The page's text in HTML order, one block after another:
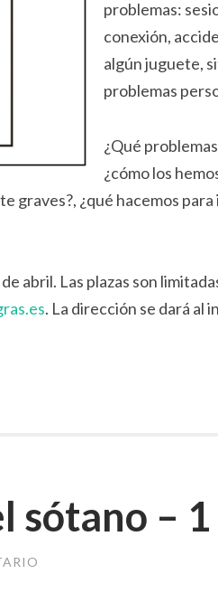
problemas:
conexión,
algún juguete,
problemas
¿Qué
¿cómo los
graves?, ¿qué hacemos
abril. Las plazas son
. La dirección se dará al
sótano –